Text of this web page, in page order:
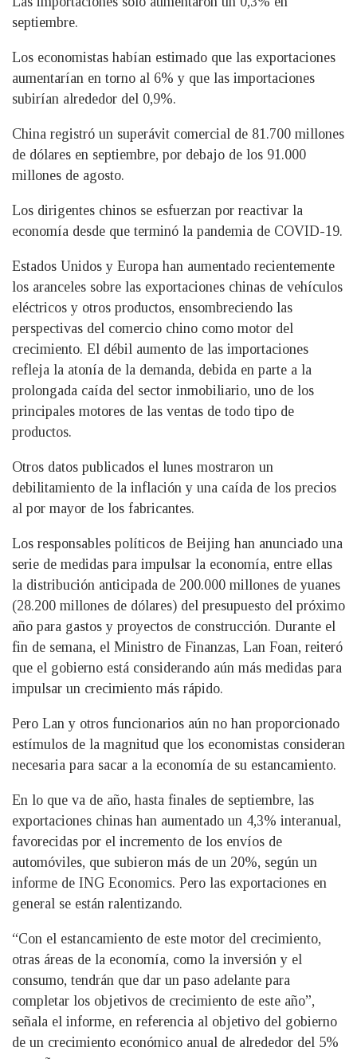
septiembre.
Los economistas habían estimado que las exportaciones
aumentarían en torno al 6% y que las importaciones
subirían alrededor del 0,9%.
China registró un superávit comercial de 81.700 millones
de dólares en septiembre, por debajo de los 91.000
millones de agosto.
Los dirigentes chinos se esfuerzan por reactivar la
economía desde que terminó la pandemia de COVID-19.
Estados Unidos y Europa han aumentado recientemente
los aranceles sobre las exportaciones chinas de vehículos
eléctricos y otros productos, ensombreciendo las
perspectivas del comercio chino como motor del
crecimiento. El débil aumento de las importaciones
refleja la atonía de la demanda, debida en parte a la
prolongada caída del sector inmobiliario, uno de los
principales motores de las ventas de todo tipo de
productos.
Otros datos publicados el lunes mostraron un
debilitamiento de la inflación y una caída de los precios
al por mayor de los fabricantes.
Los responsables políticos de Beijing han anunciado una
serie de medidas para impulsar la economía, entre ellas
la distribución anticipada de 200.000 millones de yuanes
(28.200 millones de dólares) del presupuesto del próximo
año para gastos y proyectos de construcción. Durante el
fin de semana, el Ministro de Finanzas, Lan Foan, reiteró
que el gobierno está considerando aún más medidas para
impulsar un crecimiento más rápido.
Pero Lan y otros funcionarios aún no han proporcionado
estímulos de la magnitud que los economistas consideran
necesaria para sacar a la economía de su estancamiento.
En lo que va de año, hasta finales de septiembre, las
exportaciones chinas han aumentado un 4,3% interanual,
favorecidas por el incremento de los envíos de
automóviles, que subieron más de un 20%, según un
informe de ING Economics. Pero las exportaciones en
general se están ralentizando.
“Con el estancamiento de este motor del crecimiento,
otras áreas de la economía, como la inversión y el
consumo, tendrán que dar un paso adelante para
completar los objetivos de crecimiento de este año”,
señala el informe, en referencia al objetivo del gobierno
de un crecimiento económico anual de alrededor del 5%